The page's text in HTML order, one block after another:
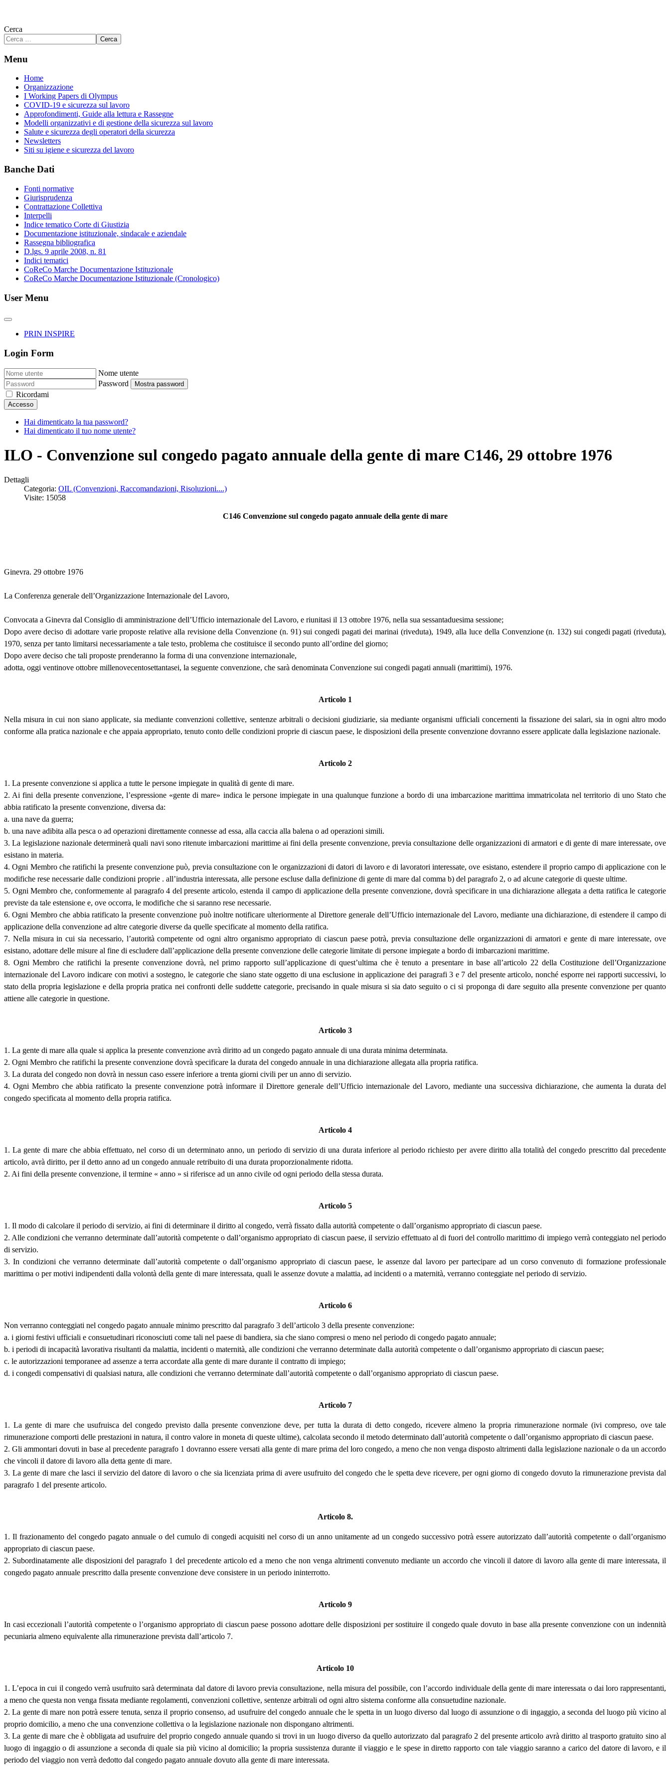
Cerca
Cerca
Menu
Home
Organizzazione
I Working Papers di Olympus
COVID-19 e sicurezza sul lavoro
Approfondimenti, Guide alla lettura e Rassegne
Modelli organizzativi e di gestione della sicurezza sul lavoro
Salute e sicurezza degli operatori della sicurezza
Newsletters
Siti su igiene e sicurezza del lavoro
Banche Dati
Fonti normative
Giurisprudenza
Contrattazione Collettiva
Interpelli
Indice tematico Corte di Giustizia
Documentazione istituzionale, sindacale e aziendale
Rassegna bibliografica
D.lgs. 9 aprile 2008, n. 81
Indici tematici
CoReCo Marche Documentazione Istituzionale
CoReCo Marche Documentazione Istituzionale (Cronologico)
User Menu
PRIN INSPIRE
Login Form
Nome utente
Password
Mostra password
Ricordami
Accesso
Hai dimenticato la tua password?
Hai dimenticato il tuo nome utente?
ILO - Convenzione sul congedo pagato annuale della gente di mare C146, 29 ottobre 1976
Dettagli
Categoria: OIL (Convenzioni, Raccomandazioni, Risoluzioni....)
Visite: 15058
C146 Convenzione sul congedo pagato annuale della gente di mare
Ginevra. 29 ottobre 1976
La Conferenza generale dell’Organizzazione Internazionale del Lavoro,
Convocata a Ginevra dal Consiglio di amministrazione dell’Ufficio internazionale del Lavoro, e riunitasi il 13 ottobre 1976, nella sua sessantaduesima sessione;
Dopo avere deciso di adottare varie proposte relative alla revisione della Convenzione (n. 91) sui congedi pagati dei marinai (riveduta), 1949, alla luce della Convenzione (n. 132) sui congedi pagati (riveduta),
1970, senza per tanto limitarsi necessariamente a tale testo, problema che costituisce il secondo punto all’ordine del giorno;
Dopo avere deciso che tali proposte prenderanno la forma di una convenzione internazionale,
adotta, oggi ventinove ottobre millenovecentosettantasei, la seguente convenzione, che sarà denominata Convenzione sui congedi pagati annuali (marittimi), 1976.
Articolo 1
Nella misura in cui non siano applicate, sia mediante convenzioni collettive, sentenze arbitrali o decisioni giudiziarie, sia mediante organismi ufficiali concernenti la fissazione dei salari, sia in ogni altro modo
conforme alla pratica nazionale e che appaia appropriato, tenuto conto delle condizioni proprie di ciascun paese, le disposizioni della presente convenzione dovranno essere applicate dalla legislazione nazionale.
Articolo 2
1. La presente convenzione si applica a tutte le persone impiegate in qualità di gente di mare.
2. Ai fini della presente convenzione, l’espressione «gente di mare» indica le persone impiegate in una qualunque funzione a bordo di una imbarcazione marittima immatricolata nel territorio di uno Stato che
abbia ratificato la presente convenzione, diversa da:
a. una nave da guerra;
b. una nave adibita alla pesca o ad operazioni direttamente connesse ad essa, alla caccia alla balena o ad operazioni simili.
3. La legislazione nazionale determinerà quali navi sono ritenute imbarcazioni marittime ai fini della presente convenzione, previa consultazione delle organizzazioni di armatori e di gente di mare interessate, ove
esistano in materia.
4. Ogni Membro che ratifichi la presente convenzione può, previa consultazione con le organizzazioni di datori di lavoro e di lavoratori interessate, ove esistano, estendere il proprio campo di applicazione con le
modifiche rese necessarie dalle condizioni proprie . all’industria interessata, alle persone escluse dalla definizione di gente di mare dal comma b) del paragrafo 2, o ad alcune categorie di queste ultime.
5. Ogni Membro che, conformemente al paragrafo 4 del presente articolo, estenda il campo di applicazione della presente convenzione, dovrà specificare in una dichiarazione allegata a detta ratifica le categorie
previste da tale estensione e, ove occorra, le modifiche che si saranno rese necessarie.
6. Ogni Membro che abbia ratificato la presente convenzione può inoltre notificare ulteriormente al Direttore generale dell’Ufficio internazionale del Lavoro, mediante una dichiarazione, di estendere il campo di
applicazione della convenzione ad altre categorie diverse da quelle specificate al momento della ratifica.
7. Nella misura in cui sia necessario, l’autorità competente od ogni altro organismo appropriato di ciascun paese potrà, previa consultazione delle organizzazioni di armatori e gente di mare interessate, ove
esistano, adottare delle misure al fine di escludere dall’applicazione della presente convenzione delle categorie limitate di persone impiegate a bordo di imbarcazioni marittime.
8. Ogni Membro che ratifichi la presente convenzione dovrà, nel primo rapporto sull’applicazione di quest’ultima che è tenuto a presentare in base all’articolo 22 della Costituzione dell’Organizzazione
internazionale del Lavoro indicare con motivi a sostegno, le categorie che siano state oggetto di una esclusione in applicazione dei paragrafi 3 e 7 del presente articolo, nonché esporre nei rapporti successivi, lo
stato della propria legislazione e della propria pratica nei confronti delle suddette categorie, precisando in quale misura si sia dato seguito o ci si proponga di dare seguito alla presente convenzione per quanto
attiene alle categorie in questione.
Articolo 3
1. La gente di mare alla quale si applica la presente convenzione avrà diritto ad un congedo pagato annuale di una durata minima determinata.
2. Ogni Membro che ratifichi la presente convenzione dovrà specificare la durata del congedo annuale in una dichiarazione allegata alla propria ratifica.
3. La durata del congedo non dovrà in nessun caso essere inferiore a trenta giorni civili per un anno di servizio.
4. Ogni Membro che abbia ratificato la presente convenzione potrà informare il Direttore generale dell’Ufficio internazionale del Lavoro, mediante una successiva dichiarazione, che aumenta la durata del
congedo specificata al momento della propria ratifica.
Articolo 4
1. La gente di mare che abbia effettuato, nel corso di un determinato anno, un periodo di servizio di una durata inferiore al periodo richiesto per avere diritto alla totalità del congedo prescritto dal precedente
articolo, avrà diritto, per il detto anno ad un congedo annuale retribuito di una durata proporzionalmente ridotta.
2. Ai fini della presente convenzione, il termine « anno » si riferisce ad un anno civile od ogni periodo della stessa durata.
Articolo 5
1. Il modo di calcolare il periodo di servizio, ai fini di determinare il diritto al congedo, verrà fissato dalla autorità competente o dall’organismo appropriato di ciascun paese.
2. Alle condizioni che verranno determinate dall’autorità competente o dall’organismo appropriato di ciascun paese, il servizio effettuato al di fuori del controllo marittimo di impiego verrà conteggiato nel periodo
di servizio.
3. In condizioni che verranno determinate dall’autorità competente o dall’organismo appropriato di ciascun paese, le assenze dal lavoro per partecipare ad un corso convenuto di formazione professionale
marittima o per motivi indipendenti dalla volontà della gente di mare interessata, quali le assenze dovute a malattia, ad incidenti o a maternità, verranno conteggiate nel periodo di servizio.
Articolo 6
Non verranno conteggiati nel congedo pagato annuale minimo prescritto dal paragrafo 3 dell’articolo 3 della presente convenzione:
a. i giorni festivi ufficiali e consuetudinari riconosciuti come tali nel paese di bandiera, sia che siano compresi o meno nel periodo di congedo pagato annuale;
b. i periodi di incapacità lavorativa risultanti da malattia, incidenti o maternità, alle condizioni che verranno determinate dalla autorità competente o dall’organismo appropriato di ciascun paese;
c. le autorizzazioni temporanee ad assenze a terra accordate alla gente di mare durante il contratto di impiego;
d. i congedi compensativi di qualsiasi natura, alle condizioni che verranno determinate dall’autorità competente o dall’organismo appropriato di ciascun paese.
Articolo 7
1. La gente di mare che usufruisca del congedo previsto dalla presente convenzione deve, per tutta la durata di detto congedo, ricevere almeno la propria rimunerazione normale (ivi compreso, ove tale
rimunerazione comporti delle prestazioni in natura, il contro valore in moneta di queste ultime), calcolata secondo il metodo determinato dall’autorità competente o dall’organismo appropriato di ciascun paese.
2. Gli ammontari dovuti in base al precedente paragrafo 1 dovranno essere versati alla gente di mare prima del loro congedo, a meno che non venga disposto altrimenti dalla legislazione nazionale o da un accordo
che vincoli il datore di lavoro alla detta gente di mare.
3. La gente di mare che lasci il servizio del datore di lavoro o che sia licenziata prima di avere usufruito del congedo che le spetta deve ricevere, per ogni giorno di congedo dovuto la rimunerazione prevista dal
paragrafo 1 del presente articolo.
Articolo 8.
1. Il frazionamento del congedo pagato annuale o del cumulo di congedi acquisiti nel corso di un anno unitamente ad un congedo successivo potrà essere autorizzato dall’autorità competente o dall’organismo
appropriato di ciascun paese.
2. Subordinatamente alle disposizioni del paragrafo 1 del precedente articolo ed a meno che non venga altrimenti convenuto mediante un accordo che vincoli il datore di lavoro alla gente di mare interessata, il
congedo pagato annuale prescritto dalla presente convenzione deve consistere in un periodo ininterrotto.
Articolo 9
In casi eccezionali l’autorità competente o l’organismo appropriato di ciascun paese possono adottare delle disposizioni per sostituire il congedo quale dovuto in base alla presente convenzione con un indennità
pecuniaria almeno equivalente alla rimunerazione prevista dall’articolo 7.
Articolo 10
1. L’epoca in cui il congedo verrà usufruito sarà determinata dal datore di lavoro previa consultazione, nella misura del possibile, con l’accordo individuale della gente di mare interessata o dai loro rappresentanti,
a meno che questa non venga fissata mediante regolamenti, convenzioni collettive, sentenze arbitrali od ogni altro sistema conforme alla consuetudine nazionale.
2. La gente di mare non potrà essere tenuta, senza il proprio consenso, ad usufruire del congedo annuale che le spetta in un luogo diverso dal luogo di assunzione o di ingaggio, a seconda del luogo più vicino al
proprio domicilio, a meno che una convenzione collettiva o la legislazione nazionale non dispongano altrimenti.
3. La gente di mare che è obbligata ad usufruire del proprio congedo annuale quando si trovi in un luogo diverso da quello autorizzato dal paragrafo 2 del presente articolo avrà diritto al trasporto gratuito sino al
luogo di ingaggio o di assunzione a seconda di quale sia più vicino al domicilio; la propria sussistenza durante il viaggio e le spese in diretto rapporto con tale viaggio saranno a carico del datore di lavoro, e il
periodo del viaggio non verrà dedotto dal congedo pagato annuale dovuto alla gente di mare interessata.